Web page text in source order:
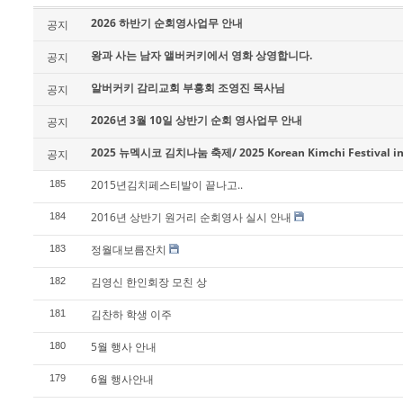
공지 2026 하반기 순회영사업무 안내
공지 왕과 사는 남자 앨버커키에서 영화 상영합니다.
공지 알버커키 감리교회 부흥회 조영진 목사님
공지 2026년 3월 10일 상반기 순회 영사업무 안내
공지 2025 뉴멕시코 김치나눔 축제/ 2025 Korean Kimchi Festival
185 2015년김치페스티발이 끝나고..
184 2016년 상반기 원거리 순회영사 실시 안내
183 정월대보름잔치
182 김영신 한인회장 모친 상
181 김찬하 학생 이주
180 5월 행사 안내
179 6월 행사안내